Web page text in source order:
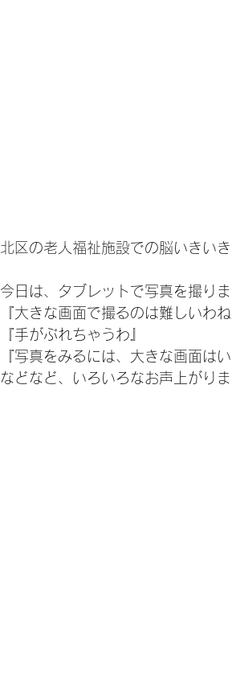
北区の老人福祉施設での脳いきい
今日は、タブレットで写真を撮りま
『大きな画面で撮るのは難しいわね
『手がぶれちゃうわ』
『写真をみるには、大きな画面はい
などなど、いろいろなお声上がりま